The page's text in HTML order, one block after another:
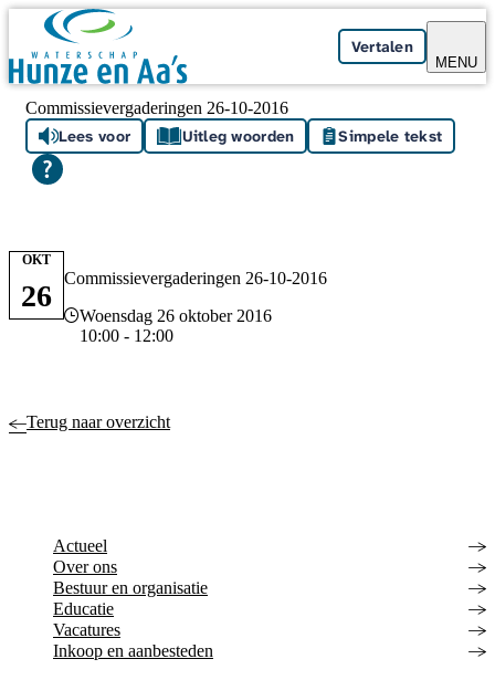
Skip navigation
Vertalen
MENU
Commissievergaderingen 26-10-2016
Lees voor Uitleg woorden Simpele tekst
Commissievergaderingen 26-10-2016
Datum en tijd
Woensdag 26 oktober 2016
10:00 - 12:00
OKT
26
Terug naar overzicht
Actueel
Over ons
Bestuur en organisatie
Educatie
Vacatures
Inkoop en aanbesteden